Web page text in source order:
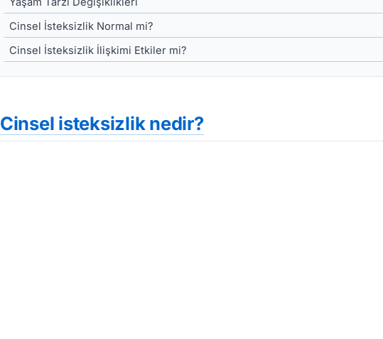
Cinsel İsteksizlik Normal mi?
Cinsel İsteksizlik İlişkimi Etkiler mi?
Cinsel isteksizlik nedir?